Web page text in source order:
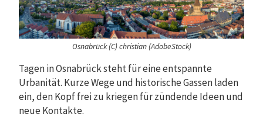
Osnabrück (C) christian (AdobeStock)
Tagen in Osnabrück steht für eine entspannte
Urbanität. Kurze Wege und historische Gassen laden
ein, den Kopf frei zu kriegen für zündende Ideen und
neue Kontakte.